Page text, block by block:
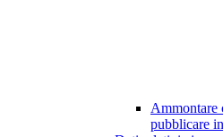
Ammontare
pubblicare